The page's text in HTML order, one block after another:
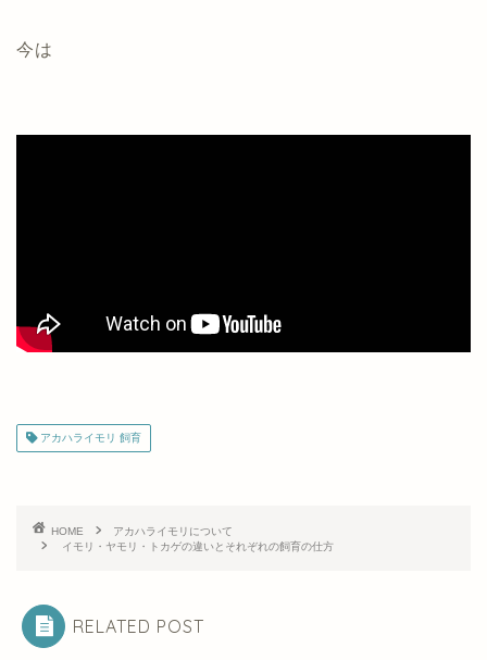
今は
アカハライモリ 飼育
HOME
アカハライモリについて
イモリ・ヤモリ・トカゲの違いとそれぞれの飼育の仕方
RELATED POST